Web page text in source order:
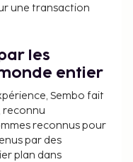
une transaction
les
entier
Sembo fait
reconnu
reconnus pour
par des
plan dans